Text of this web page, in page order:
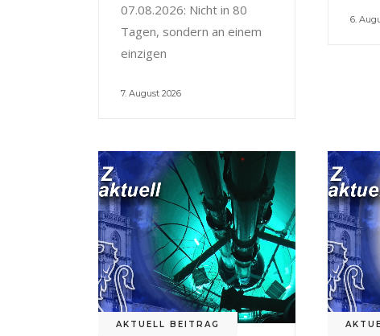
07.08.2026: Nicht in 80
Tagen, sondern an einem
einzigen
7. August 2026
6.
AKTUELL BEITRAG